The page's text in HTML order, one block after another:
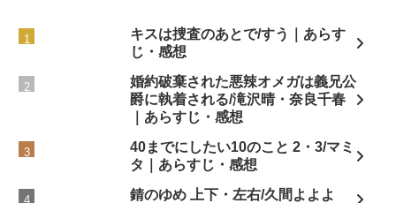
キスは捜査のあとで/すう｜あらす
じ・感想
婚約破棄された悪辣オメガは義兄公
爵に執着される/滝沢晴・奈良千春
｜あらすじ・感想
40までにしたい10のこと 2・3/マミ
タ｜あらすじ・感想
錆のゆめ 上下・左右/久間よよよ